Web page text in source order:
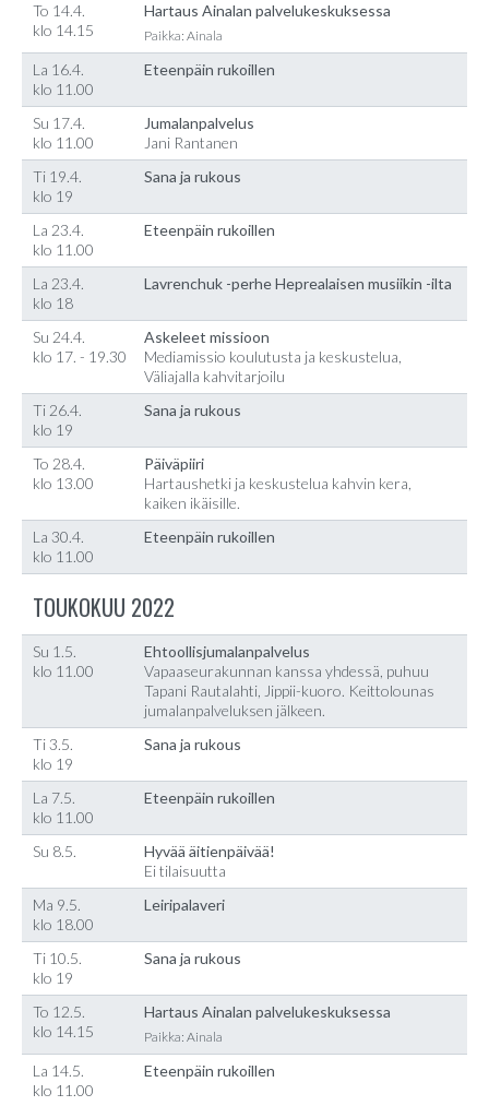
To 14.4.
klo 14.15
Hartaus Ainalan palvelukeskuksessa
Paikka: Ainala
La 16.4.
klo 11.00
Eteenpäin rukoillen
Su 17.4.
klo 11.00
Jumalanpalvelus
Jani Rantanen
Ti 19.4.
klo 19
Sana ja rukous
La 23.4.
klo 11.00
Eteenpäin rukoillen
La 23.4.
klo 18
Lavrenchuk -perhe Heprealaisen musiikin -ilta
Su 24.4.
klo 17. - 19.30
Askeleet missioon
Mediamissio koulutusta ja keskustelua,
Väliajalla kahvitarjoilu
Ti 26.4.
klo 19
Sana ja rukous
To 28.4.
klo 13.00
Päiväpiiri
Hartaushetki ja keskustelua kahvin kera,
kaiken ikäisille.
La 30.4.
klo 11.00
Eteenpäin rukoillen
TOUKOKUU 2022
Su 1.5.
klo 11.00
Ehtoollisjumalanpalvelus
Vapaaseurakunnan kanssa yhdessä, puhuu
Tapani Rautalahti, Jippii-kuoro. Keittolounas
jumalanpalveluksen jälkeen.
Ti 3.5.
klo 19
Sana ja rukous
La 7.5.
klo 11.00
Eteenpäin rukoillen
Su 8.5.
Hyvää äitienpäivää!
Ei tilaisuutta
Ma 9.5.
klo 18.00
Leiripalaveri
Ti 10.5.
klo 19
Sana ja rukous
To 12.5.
klo 14.15
Hartaus Ainalan palvelukeskuksessa
Paikka: Ainala
La 14.5.
klo 11.00
Eteenpäin rukoillen